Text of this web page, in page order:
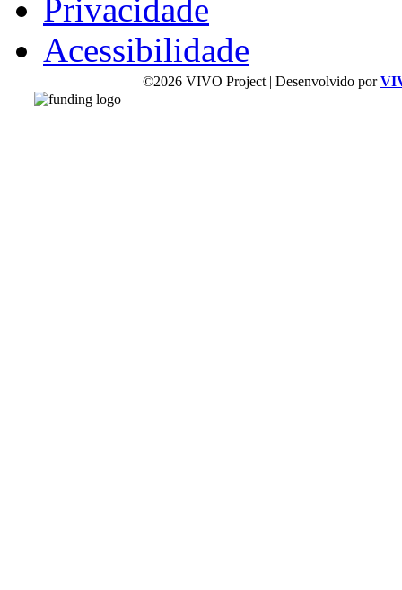
Privacidade
Acessibilidade
©2026 VIVO Project | Desenvolvido por